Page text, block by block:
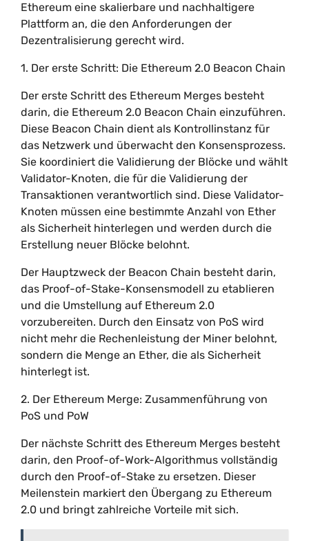
Ethereum eine skalierbare und nachhaltigere
Plattform an, die den Anforderungen der
Dezentralisierung gerecht wird.
1. Der erste Schritt: Die Ethereum 2.0 Beacon Chain
Der erste Schritt des Ethereum Merges besteht
darin, die Ethereum 2.0 Beacon Chain einzuführen.
Diese Beacon Chain dient als Kontrollinstanz für
das Netzwerk und überwacht den Konsensprozess.
Sie koordiniert die Validierung der Blöcke und wählt
Validator-Knoten, die für die Validierung der
Transaktionen verantwortlich sind. Diese Validator-
Knoten müssen eine bestimmte Anzahl von Ether
als Sicherheit hinterlegen und werden durch die
Erstellung neuer Blöcke belohnt.
Der Hauptzweck der Beacon Chain besteht darin,
das Proof-of-Stake-Konsensmodell zu etablieren
und die Umstellung auf Ethereum 2.0
vorzubereiten. Durch den Einsatz von PoS wird
nicht mehr die Rechenleistung der Miner belohnt,
sondern die Menge an Ether, die als Sicherheit
hinterlegt ist.
2. Der Ethereum Merge: Zusammenführung von
PoS und PoW
Der nächste Schritt des Ethereum Merges besteht
darin, den Proof-of-Work-Algorithmus vollständig
durch den Proof-of-Stake zu ersetzen. Dieser
Meilenstein markiert den Übergang zu Ethereum
2.0 und bringt zahlreiche Vorteile mit sich.